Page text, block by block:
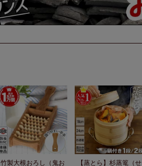
竹製大根おろし（鬼お
【蒸とら】杉蒸篭（せ